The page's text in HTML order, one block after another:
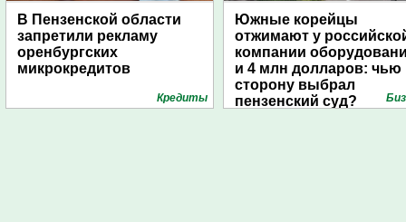
В Пензенской области
запретили рекламу
оренбургских
микрокредитов
Кредиты
Южные корейцы
отжимают у
компании
и 4 млн долларов: чью
сторону выбрал
пензенский суд?